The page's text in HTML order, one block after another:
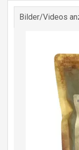
Bilder/Videos